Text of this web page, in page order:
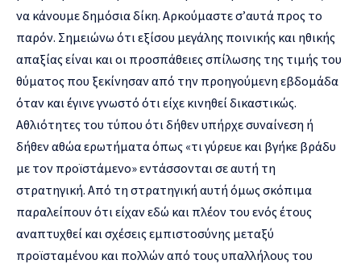
να κάνουμε δημόσια δίκη. Αρκούμαστε σ’αυτά προς το
παρόν. Σημειώνω ότι εξίσου μεγάλης ποινικής και ηθικής
απαξίας είναι και οι προσπάθειες σπίλωσης της τιμής του
θύματος που ξεκίνησαν από την προηγούμενη εβδομάδα
όταν και έγινε γνωστό ότι είχε κινηθεί δικαστικώς.
Αθλιότητες του τύπου ότι δήθεν υπήρχε συναίνεση ή
δήθεν αθώα ερωτήματα όπως «τι γύρευε και βγήκε βράδυ
με τον προϊστάμενο» εντάσσονται σε αυτή τη
στρατηγική. Από τη στρατηγική αυτή όμως σκόπιμα
παραλείπουν ότι είχαν εδώ και πλέον του ενός έτους
αναπτυχθεί και σχέσεις εμπιστοσύνης μεταξύ
προϊσταμένου και πολλών από τους υπαλλήλους του